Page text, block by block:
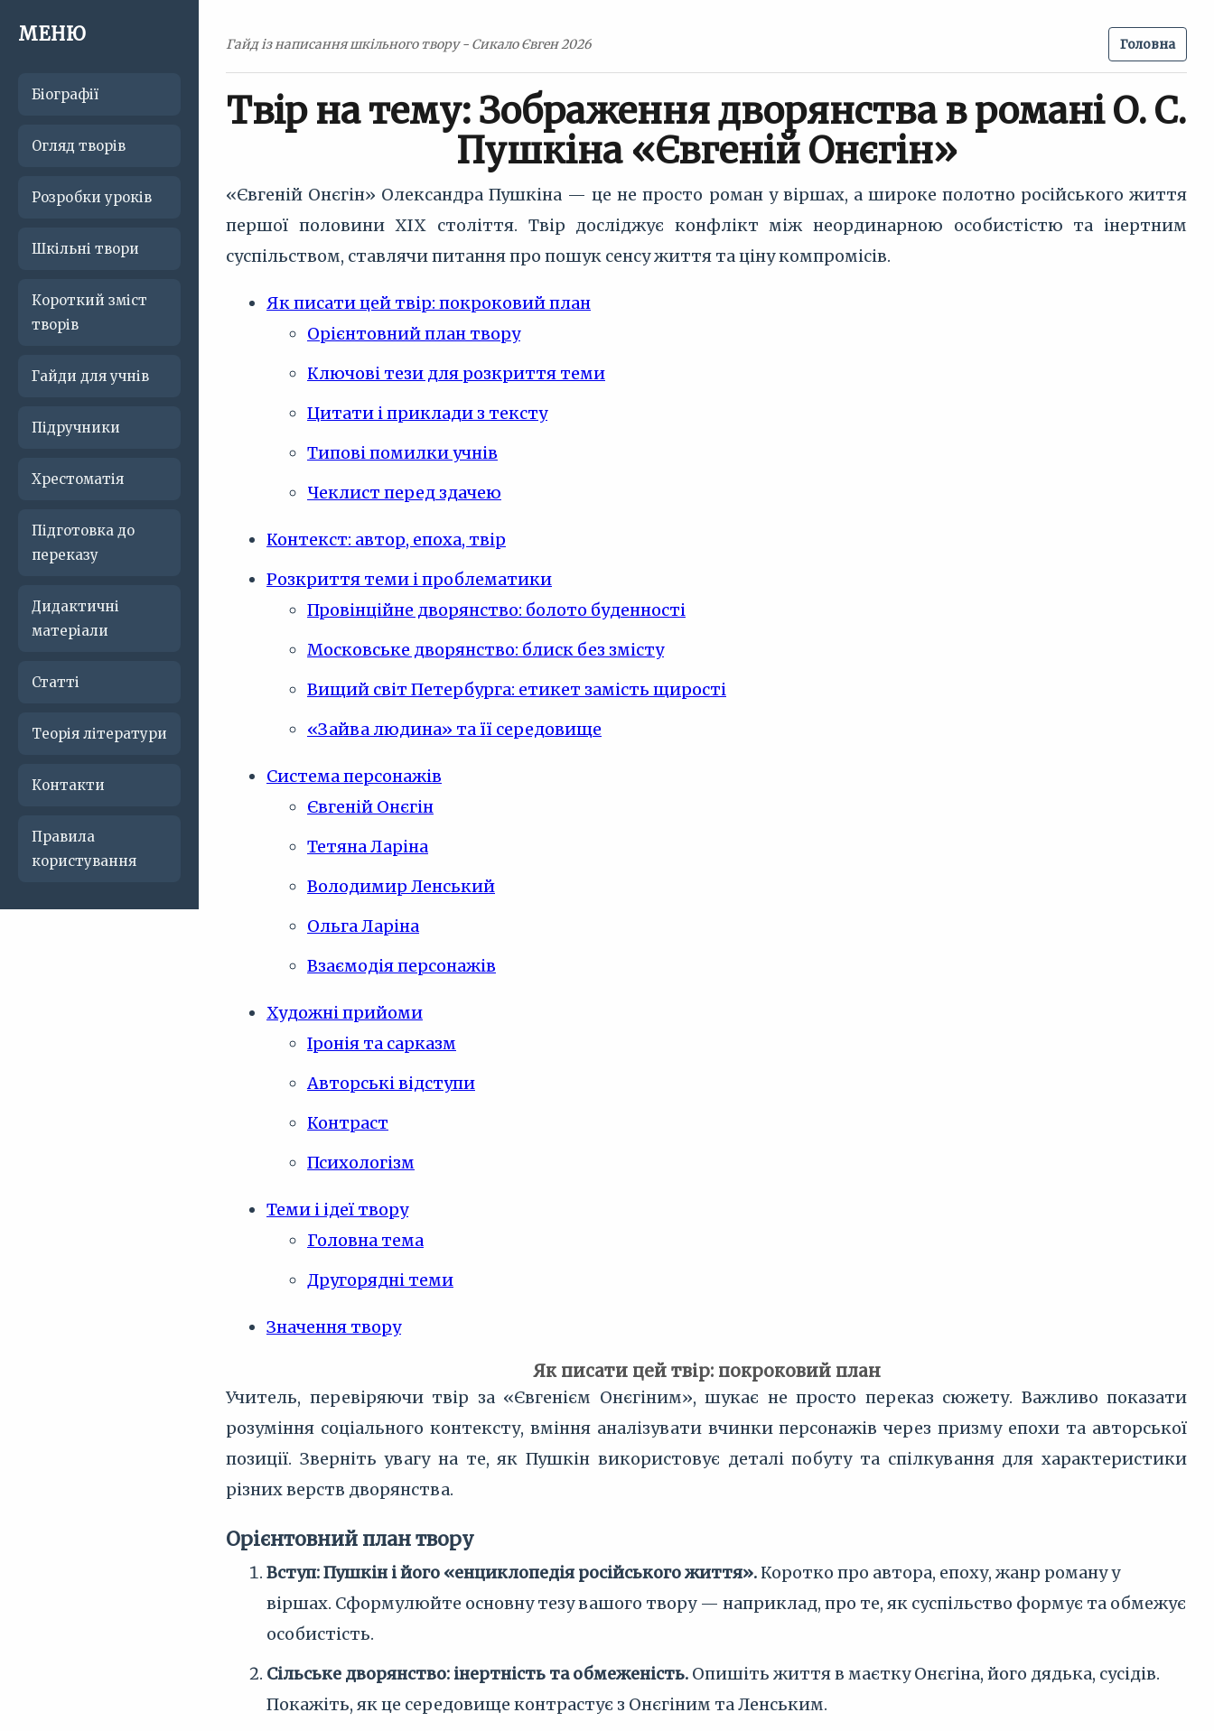
МЕНЮ
Біографії
Огляд творів
Розробки уроків
Шкільні твори
Короткий зміст
творів
Гайди для учнів
Підручники
Хрестоматія
Підготовка до
переказу
Дидактичні
матеріали
Статті
Теорія літератури
Контакти
Правила
користування
Гайд із написання шкільного твору - Сикало Євген 2026 Головна
Твір на тему: Зображення дворянства в романі О. С.
Пушкіна «Євгеній Онєгін»
«Євгеній Онєгін» Олександра Пушкіна — це не просто роман у віршах, а широке полотно російського життя
першої половини XIX століття. Твір досліджує конфлікт між неординарною особистістю та інертним
суспільством, ставлячи питання про пошук сенсу життя та ціну компромісів.
Як писати цей твір: покроковий план
Орієнтовний план твору
Ключові тези для розкриття теми
Цитати і приклади з тексту
Типові помилки учнів
Чеклист перед здачею
Контекст: автор, епоха, твір
Розкриття теми і проблематики
Провінційне дворянство: болото буденності
Московське дворянство: блиск без змісту
Вищий світ Петербурга: етикет замість щирості
«Зайва людина» та її середовище
Система персонажів
Євгеній Онєгін
Тетяна Ларіна
Володимир Ленський
Ольга Ларіна
Взаємодія персонажів
Художні прийоми
Іронія та сарказм
Авторські відступи
Контраст
Психологізм
Теми і ідеї твору
Головна тема
Другорядні теми
Значення твору
Як писати цей твір: покроковий план
Учитель, перевіряючи твір за «Євгенієм Онєгіним», шукає не просто переказ сюжету. Важливо показати
розуміння соціального контексту, вміння аналізувати вчинки персонажів через призму епохи та авторської
позиції. Зверніть увагу на те, як Пушкін використовує деталі побуту та спілкування для характеристики
різних верств дворянства.
Орієнтовний план твору
Вступ: Пушкін і його «енциклопедія російського життя». Коротко про автора, епоху, жанр роману у
віршах. Сформулюйте основну тезу вашого твору — наприклад, про те, як суспільство формує та обмежує
особистість.
Сільське дворянство: інертність та обмеженість. Опишіть життя в маєтку Онєгіна, його дядька, сусідів.
Покажіть, як це середовище контрастує з Онєгіним та Ленським.